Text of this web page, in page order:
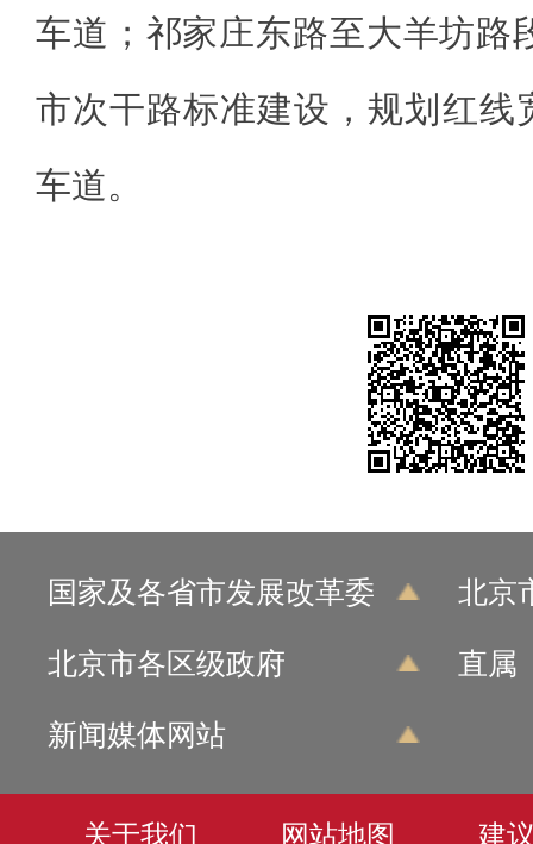
车道；祁家庄东路至大羊坊路
市次干路标准建设，规划红线
车道。
国家及各省市发展改革委 北京
北京市各区级政府 直属
新闻媒体网站
关于我们 网站地图 建